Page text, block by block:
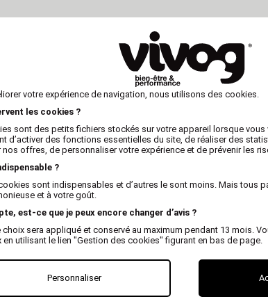
votre expérience de navigation, nous utilisons des cookies.
les cookies ?
sont des petits fichiers stockés sur votre appareil lorsque
d’activer des fonctions essentielles du site, de réaliser des
nos offres, de personnaliser votre expérience et de prévenir les
?
sont indispensables et d’autres le sont moins. Mais tous
et à votre goût.
est-ce que je peux encore changer d’avis ?
choix sera appliqué et conservé au maximum pendant 13 mois.
en utilisant le lien "Gestion des cookies" figurant en bas de page.
Personnaliser